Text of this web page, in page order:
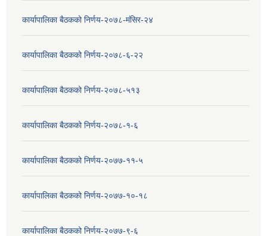
कार्यापालिका बैठकको निर्णय-२०७८-मंसिर-२४
कार्यापालिका बैठकको निर्णय-२०७८-६-२२
कार्यापालिका बैठकको निर्णय-२०७८-५१३
कार्यापालिका बैठकको निर्णय-२०७८-१-६
कार्यापालिका बैठकको निर्णय-२०७७-११-५
कार्यापालिका बैठकको निर्णय-२०७७-१०-१८
कार्यापालिका बैठकको निर्णय-२०७७-९-६